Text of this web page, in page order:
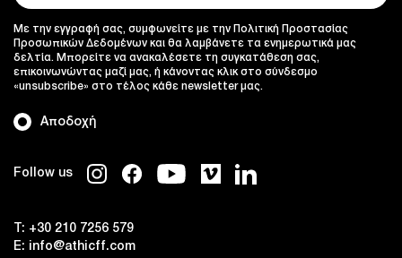
Follow us
T: +30 210 7256 579
E: info@athicff.com
Αποδοχή
Με την εγγραφή σας, συμφωνείτε με την Πολιτική Προστασίας
Προσωπικών Δεδομένων και θα λαμβάνετε τα ενημερωτικά μας
δελτία. Μπορείτε να ανακαλέσετε τη συγκατάθεση σας,
επικοινωνώντας μαζί μας, ή κάνοντας κλικ στο σύνδεσμο
«unsubscribe» στο τέλος κάθε newsletter μας.